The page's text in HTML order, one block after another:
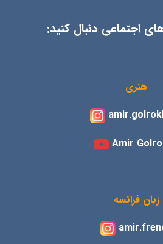
اجتماعی دنبال کنید:
هنری
زبان فرانسه